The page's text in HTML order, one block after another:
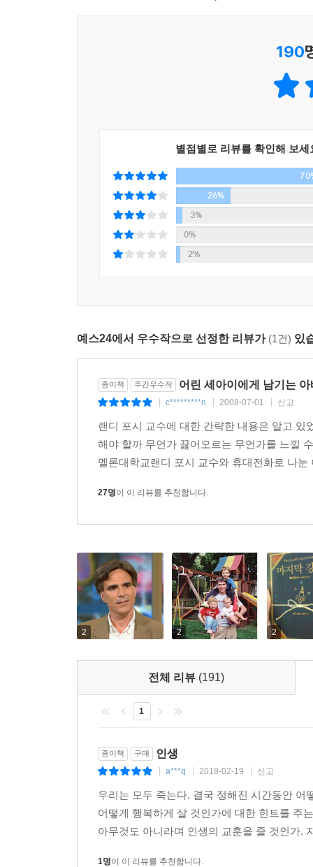
★ 가장 어려운 일은 듣는 일입니다. 사람들이 당
강의 마지막에서 그는 이 강의가 자신의 세 아이
190
별점별로 리뷰를 확인해 보세
26%
3%
0%
2%
예스24에서 우수작으로 선정한 리뷰가 (1건) 있
종이책 주간우수작 어린 세아이에게 남기는
c*********n 2008-07-01 신고
랜디 포시 교수에 대한 간략한 내용은 알고
해야 할까 무언가 끓어오르는 무언가를 느낄
멜론대학교랜디 포시 교수와 휴대전화로 나
27명이 이 리뷰를 추천합니다.
2 2 2
전체 리뷰 (191)
1
종이책 구매 인생
a***q 2018-02-19 신고
우리는 모두 죽는다. 결국 정해진 시간동안
어떻게 행복하게 살 것인가에 대한 힌트를 주
아무것도 아니라며 인생의 교훈을 줄 것인가.
1명이 이 리뷰를 추천합니다.